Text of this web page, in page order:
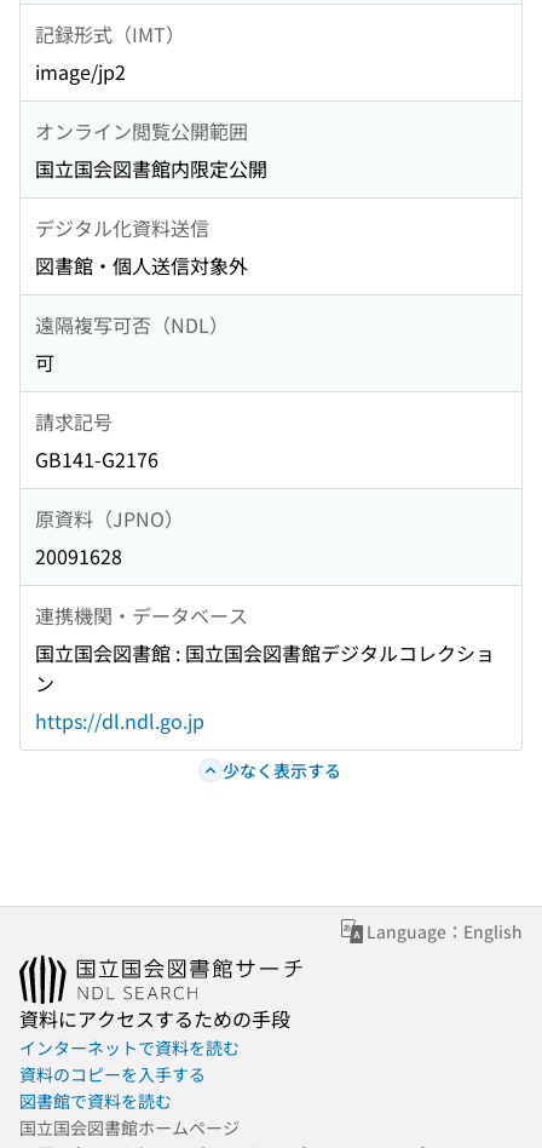
記録形式（IMT）
image/jp2
オンライン閲覧公開範囲
国立国会図書館内限定公開
デジタル化資料送信
図書館・個人送信対象外
遠隔複写可否（NDL）
可
請求記号
GB141-G2176
原資料（JPNO）
20091628
連携機関・データベース
国立国会図書館 : 国立国会図書館デジタルコレクショ
ン
https://dl.ndl.go.jp
少なく表示する
Language：English
資料にアクセスするための手段
インターネットで資料を読む
資料のコピーを入手する
図書館で資料を読む
国立国会図書館ホームページ